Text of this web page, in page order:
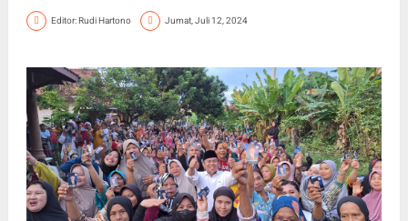
Editor: Rudi Hartono Jumat, Juli 12, 2024